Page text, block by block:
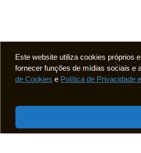
Este website utiliza cookies próprios
fornecer funções de mídias sociais e
de Cookies e Política de Privacidade